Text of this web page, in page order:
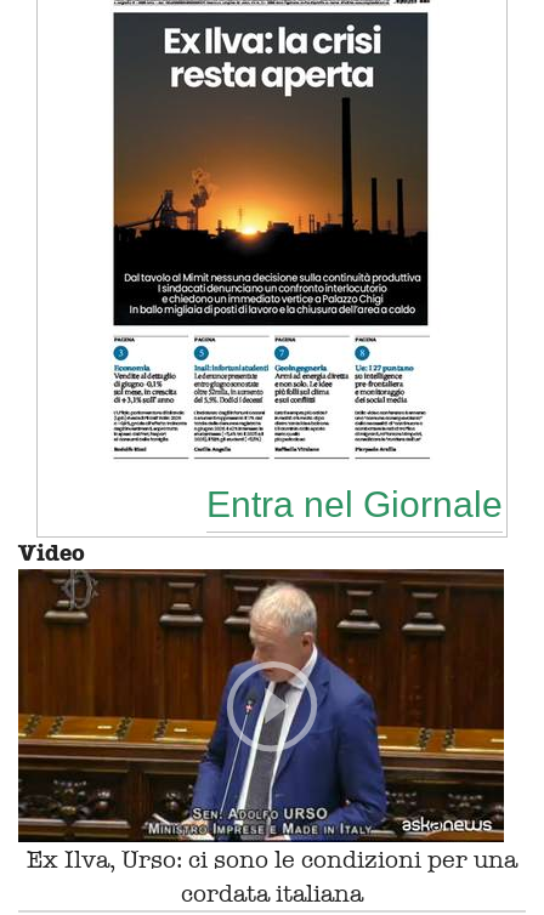
Entra nel Giornale
Video
Ex Ilva, Urso: ci sono le condizioni per una
cordata italiana